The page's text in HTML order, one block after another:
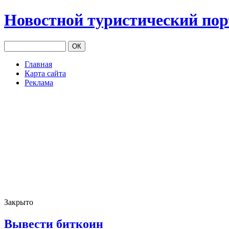
Новостной туристический
Главная
Карта сайта
Реклама
Закрыто
Вывести биткоин